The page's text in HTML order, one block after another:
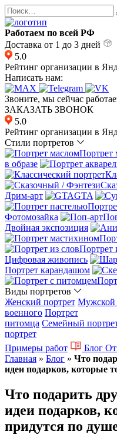
Перейти
к
содержанию
Search
for:
Работаем по всей РФ
Доставка от 1 до 3 дней
5.0
Рейтинг организации в
Написать нам:
Звоните, мы сейчас
ЗАКАЗАТЬ ЗВОНОК
5.0
Рейтинг организации в
Стили портретов
Портрет
в образе
Дрим-арт
GTA
Фотомозайка
Двойная экспозиция
Портрет
Цифровая живопись
Портрет карандашом
Виды портретов
Женский портрет Мужской
военного Портрет
питомца Семейный
портрет
Примеры работ
Блог
Главная » Блог » Что
идеи подарков, которые
Что подарить
идеи подарков,
придутся по